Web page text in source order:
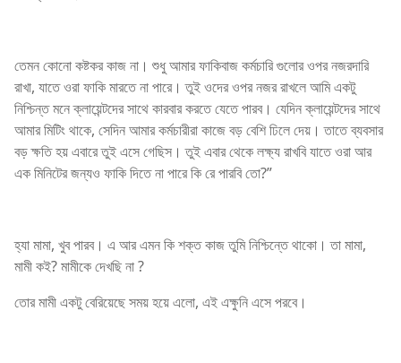
তেমন কোনো কষ্টকর কাজ না। শুধু আমার ফাকিবাজ কর্মচারি গুলোর ওপর নজরদারি
রাখা, যাতে ওরা ফাকি মারতে না পারে। তুই ওদের ওপর নজর রাখলে আমি একটু
নিশ্চিন্ত মনে ক্লায়েন্টদের সাথে কারবার করতে যেতে পারব। যেদিন ক্লায়েন্টদের সাথে
আমার মিটিং থাকে, সেদিন আমার কর্মচারীরা কাজে বড় বেশি ঢিলে দেয়। তাতে ব্যবসার
বড় ক্ষতি হয় এবারে তুই এসে গেছিস। তুই এবার থেকে লক্ষ্য রাখবি যাতে ওরা আর
এক মিনিটের জন্যও ফাকি দিতে না পারে কি রে পারবি তো?”
হ্যা মামা, খুব পারব। এ আর এমন কি শক্ত কাজ তুমি নিশ্চিন্তে থাকো। তা মামা,
মামী কই? মামীকে দেখছি না ?
তোর মামী একটু বেরিয়েছে সময় হয়ে এলো, এই এক্ষুনি এসে পরবে।